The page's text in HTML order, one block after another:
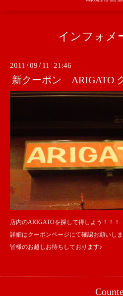
インフォメ
2011 /09 / 11 21:46
新クーポン ARIGATO
店内のARIGATOを探して得しよう！！！
詳細はクーポンページにて確認お願いしま
皆様のお越しお待ちしております♪